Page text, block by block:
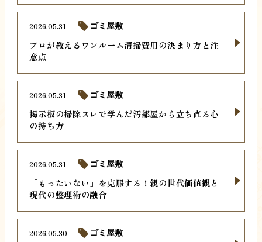
プロが教えるワンルーム清掃費用の決まり方と注
意点
2026.05.31 ゴミ屋敷
掲示板の掃除スレで学んだ汚部屋から立ち直る心
の持ち方
2026.05.31 ゴミ屋敷
「もったいない」を克服する！親の世代価値観と
現代の整理術の融合
2026.05.31 ゴミ屋敷
2026.05.30 ゴミ屋敷